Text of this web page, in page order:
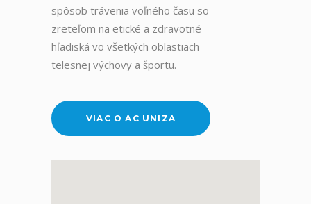
spôsob trávenia voľného času so
zreteľom na etické a zdravotné
hľadiská vo všetkých oblastiach
telesnej výchovy a športu.
VIAC O AC UNIZA